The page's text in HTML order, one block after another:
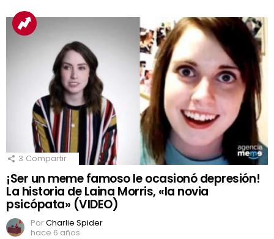
3 Compartir
¡Ser un meme famoso le ocasionó depresión!
La historia de Laina Morris, «la novia
psicópata» (VIDEO)
PorCharlie Spider
hace 6 años